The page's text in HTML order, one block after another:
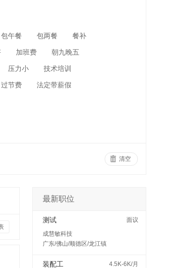
包午餐 包两餐 餐补
加班费 朝九晚五
压力小 技术培训
过节费 法定带薪假
清空
最新职位
测试
面议
成慧敏科技
广东/佛山/顺德区/龙江镇
装配工 4.5K-6K/月